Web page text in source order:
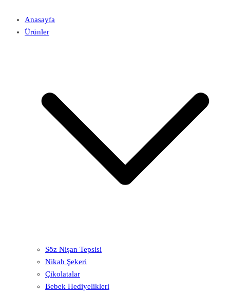
Anasayfa
Ürünler
Söz Nişan Tepsisi
Nikah Şekeri
Çikolatalar
Bebek Hediyelikleri